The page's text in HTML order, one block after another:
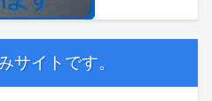
サイトです。